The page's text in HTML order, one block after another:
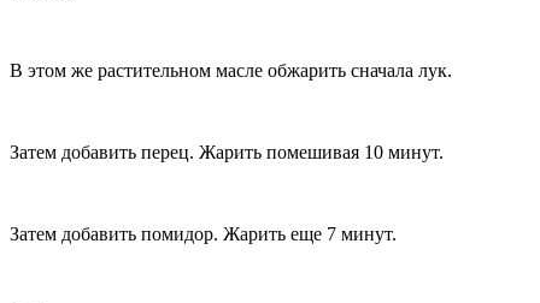
В этом же растительном масле обжарить сначала лук.
Затем добавить перец. Жарить помешивая 10 минут.
Затем добавить помидор. Жарить еще 7 минут.